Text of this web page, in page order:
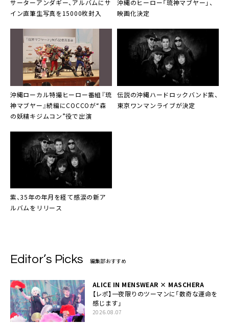
サーターアンダギー、アルバムにサ
イン直筆生写真を15000枚封入
沖縄のヒーロー「琉神マブヤー 」、
映画化決定
沖縄ローカル特撮ヒーロー番組『琉
神マブヤー 』続編にCOCCOが“森
の妖精キジムコン”役で出演
伝説の沖縄ハードロックバンド紫、
東京ワンマンライブが決定
紫、35年の年月を経て感涙の新ア
ルバムをリリース
Editor’s Picks 編集部おすすめ
ALICE IN MENSWEAR × MASCHERA
【レポ】一夜限りのツーマンに「数奇な運命を
感じます」
2026.08.07